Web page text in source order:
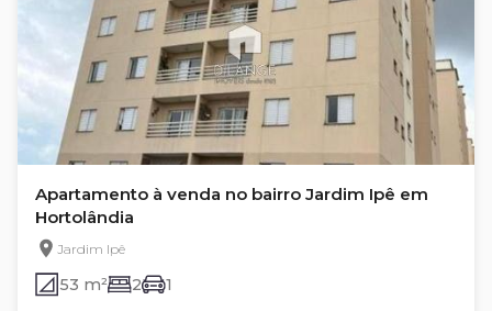
Apartamento à venda no bairro Jardim Ipê em
Hortolândia
Jardim Ipê
53 m² 2 1